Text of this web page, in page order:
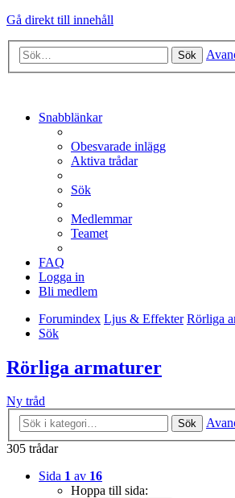
Gå direkt till innehåll
Sök
Snabblänkar
Obesvarade inlägg
Aktiva trådar
Sök
Medlemmar
Teamet
FAQ
Logga in
Bli medlem
Forumindex Ljus & Effekter Rörliga
Sök
Rörliga armaturer
Ny tråd
Sök
305 trådar
Sida 1 av 16
Hoppa till sida: